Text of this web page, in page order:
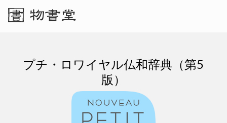
プチ・ロワイヤル仏和辞典（第5
版）